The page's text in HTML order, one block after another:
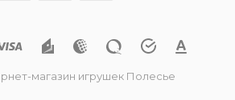
магазин игрушек Полесье